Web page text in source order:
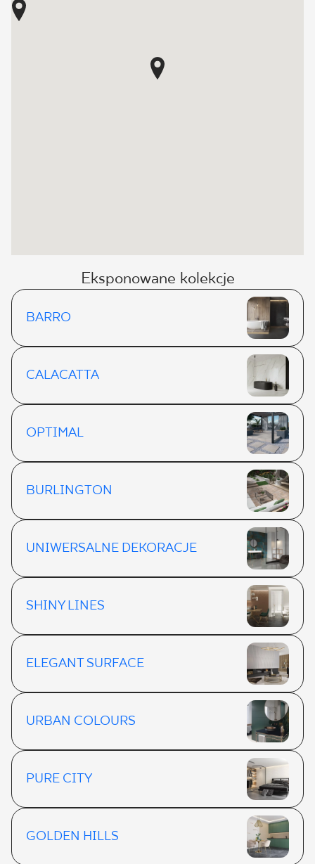
Eksponowane kolekcje
BARRO
CALACATTA
OPTIMAL
BURLINGTON
UNIWERSALNE DEKORACJE
SHINY LINES
ELEGANT SURFACE
URBAN COLOURS
PURE CITY
GOLDEN HILLS